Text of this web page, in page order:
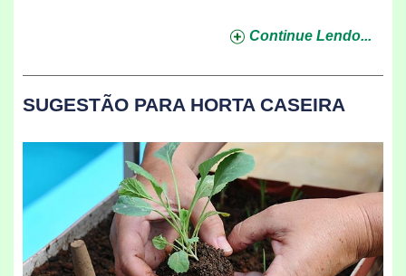
Continue Lendo...
SUGESTÃO PARA HORTA CASEIRA